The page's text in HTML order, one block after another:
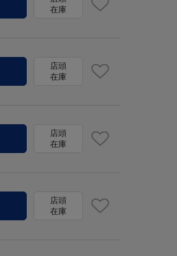
在庫
店頭
在庫
店頭
在庫
店頭
在庫